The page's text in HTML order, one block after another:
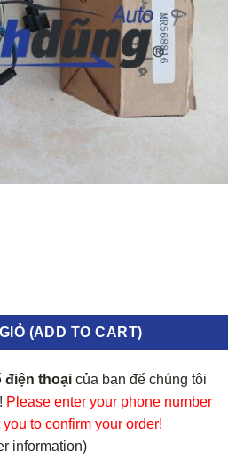
LANCER 2001-2007 |
(ADD TO CART)
điện thoại của bạn để chúng tôi
Please enter your phone number
to confirm your order!
information)